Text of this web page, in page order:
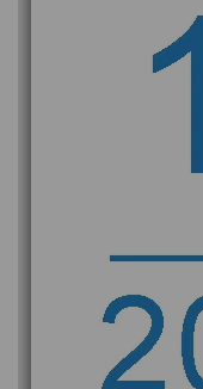
unter Druck. Die
Inflation bleibt
Notenbanken
steigende Preise
Besonders
nachdem bereits
Zugewinne von